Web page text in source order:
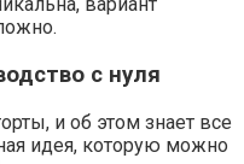
с нуля
и об этом знает все
идея, которую можно